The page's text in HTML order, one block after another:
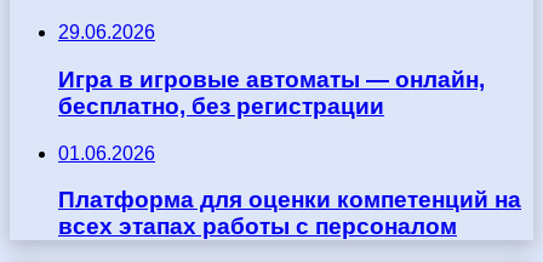
29.06.2026
Игра в игровые автоматы — онлайн,
бесплатно, без регистрации
01.06.2026
Платформа для оценки компетенций на
всех этапах работы с персоналом